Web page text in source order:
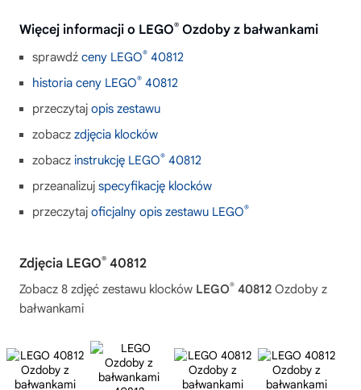
Więcej informacji o LEGO® Ozdoby z bałwankami
sprawdź ceny LEGO® 40812
historia ceny LEGO® 40812
przeczytaj opis zestawu
zobacz zdjęcia klocków
zobacz instrukcję LEGO® 40812
przeanalizuj specyfikację klocków
przeczytaj oficjalny opis zestawu LEGO®
Zdjęcia LEGO® 40812
Zobacz 8 zdjęć zestawu klocków LEGO® 40812 Ozdoby z
bałwankami